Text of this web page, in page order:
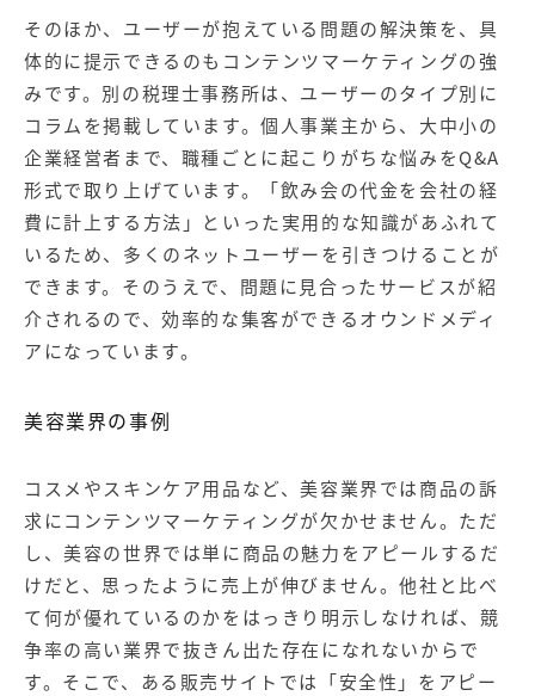
そのほか、ユーザーが抱えている問題の解決策を、具
体的に提示できるのもコンテンツマーケティングの強
みです。別の税理士事務所は、ユーザーのタイプ別に
コラムを掲載しています。個人事業主から、大中小の
企業経営者まで、職種ごとに起こりがちな悩みをQ&A
形式で取り上げています。「飲み会の代金を会社の経
費に計上する方法」といった実用的な知識があふれて
いるため、多くのネットユーザーを引きつけることが
できます。そのうえで、問題に見合ったサービスが紹
介されるので、効率的な集客ができるオウンドメディ
ア になっています。
美容業界の事例
コスメやスキンケア用品など、美容業界では商品の訴
求にコンテンツマーケティングが欠かせません。ただ
し、美容の世界では単に商品の魅力をアピールするだ
けだと、思ったように売上が伸びません。他社と比べ
て何が優れているのかをはっきり明示しなければ、競
争率の高い業界で抜きん出た存在になれないからで
す。そこで、ある販売サイトでは「安全性」をアピー